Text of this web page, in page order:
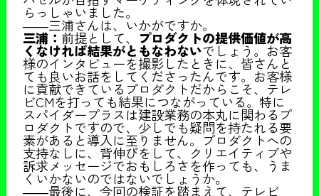
らっしゃいました。
――三浦さんは、いかがですか。
三浦： 前提として、 プロダクトの提供価値が高
くなければ結果がともなわないでしょう。お客
様のインタビューを撮影したときに、皆さんと
ても良いお話をしてくださったんです。お客様
に貢献できているプロダクトだからこそ、テレ
ビCMを打っても結果につながっている。特に
スパイダープラスは建設業務の本丸に関わるプ
ロダクトですので、少しでも疑問を持たれる要
素があると導入に至りません。プロダクトへの
支持なしに、背伸びをして、クリエイティブや
訴求メッセージでおもしろさを作っても、うま
くいかないのではないでしょうか。
――最後に、今回の検証を踏まえて、テレビ